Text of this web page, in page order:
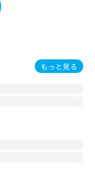
もっと見る